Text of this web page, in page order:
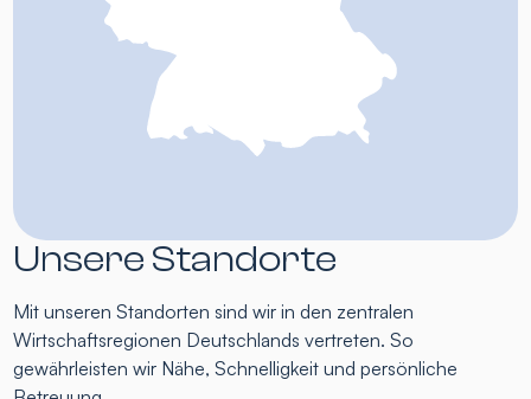
Unsere Standorte
Mit unseren Standorten sind wir in den zentralen
Wirtschaftsregionen Deutschlands vertreten. So
gewährleisten wir Nähe, Schnelligkeit und persönliche